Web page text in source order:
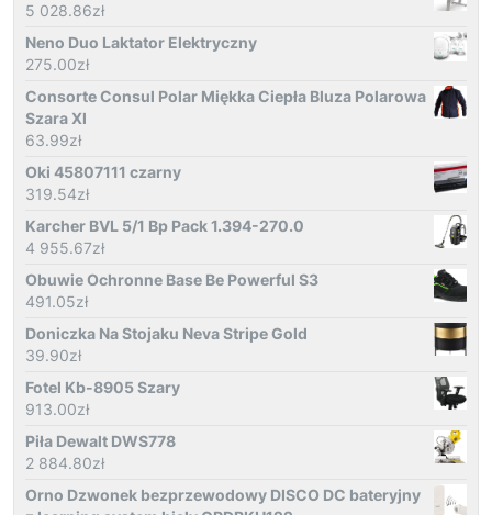
5 028.86zł
Neno Duo Laktator Elektryczny
275.00zł
Consorte Consul Polar Miękka Ciepła Bluza Polarowa
Szara Xl
63.99zł
Oki 45807111 czarny
319.54zł
Karcher BVL 5/1 Bp Pack 1.394-270.0
4 955.67zł
Obuwie Ochronne Base Be Powerful S3
491.05zł
Doniczka Na Stojaku Neva Stripe Gold
39.90zł
Fotel Kb-8905 Szary
913.00zł
Piła Dewalt DWS778
2 884.80zł
Orno Dzwonek bezprzewodowy DISCO DC bateryjny